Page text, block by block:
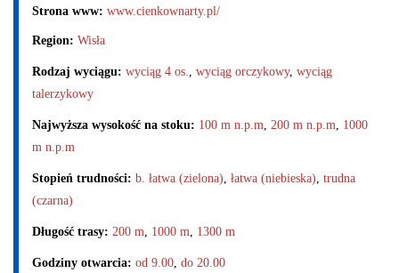
Strona www: www.cienkownarty.pl/
Region: Wisła
Rodzaj wyciągu: wyciąg 4 os. wyciąg orczykowy, wyciąg
talerzykowy
Najwyższa wysokość na stoku: 100 m n.p.m 200 m n.p.m
1000
m n.p.m
Stopień trudności: b. łatwa (zielona) łatwa (niebieska) trudna
(czarna)
Długość trasy: 200 m 1000 m 1300 m
Godziny otwarcia: od 9.00 do 20.00